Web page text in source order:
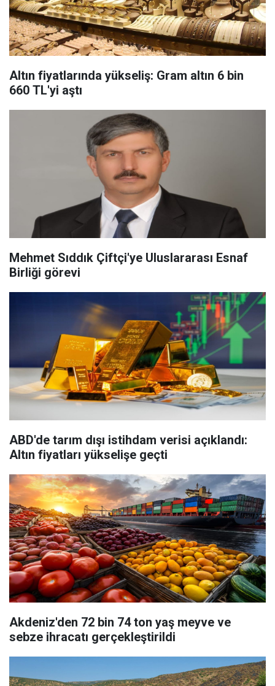
Altın fiyatlarında yükseliş: Gram altın 6 bin
660 TL'yi aştı
Mehmet Sıddık Çiftçi'ye Uluslararası Esnaf
Birliği görevi
ABD'de tarım dışı istihdam verisi açıklandı:
Altın fiyatları yükselişe geçti
Akdeniz'den 72 bin 74 ton yaş meyve ve
sebze ihracatı gerçekleştirildi